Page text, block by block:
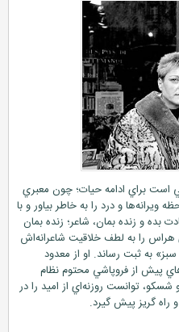
براي ادامه حيات؛ چون معبري
و درد را به خاطر بياور و با
بده و زنده بمان، شاعر؛ زنده بمان
را به لطف خلاقيت شاعرانه‌اش
به ثبت رساند. او از معدود
پيش از فرو‌پاشي محتوم نظام
توانست روزنه‌اي از اميد را در
گريز پيش گيرد.